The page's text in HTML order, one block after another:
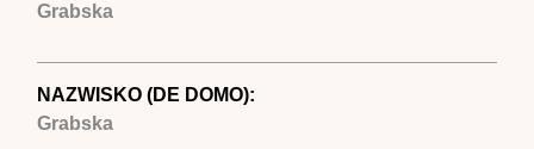
Grabska
NAZWISKO (DE DOMO):
Grabska